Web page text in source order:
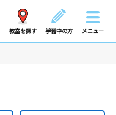
教室を探す 学習中の方 メニュー